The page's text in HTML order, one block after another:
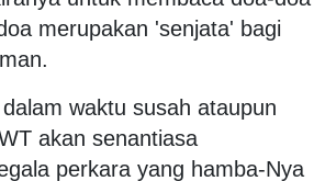
merupakan 'senjata' bagi
waktu susah ataupun
akan senantiasa
perkara yang hamba-Nya